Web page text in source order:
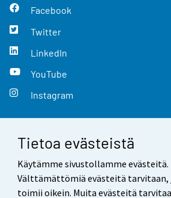
Tietoa evästeistä
Käytämme sivustollamme evästeitä.
Välttämättömiä evästeitä tarvitaan,
toimii oikein. Muita evästeitä
Facebook
Twitter
LinkedIn
YouTube
Instagram
Yhteystiedot
Palaute
Käyttöehdot